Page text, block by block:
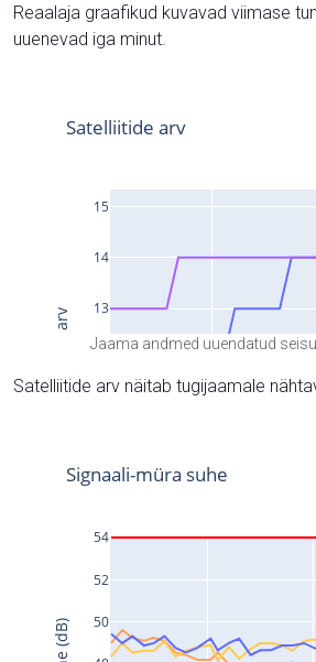
Reaalaja graafikud kuvavad viimase
uuenevad iga minut.
Jaama andmed uuendatud
Satelliitide arv näitab tugijaamale